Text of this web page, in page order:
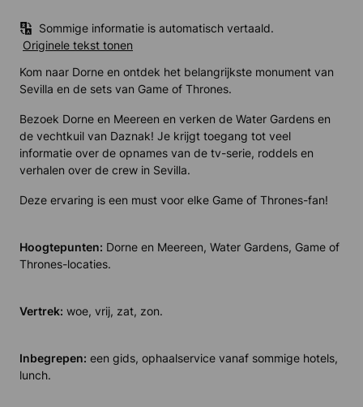
Sommige informatie is automatisch vertaald.
Originele tekst tonen
Kom naar Dorne en ontdek het belangrijkste monument van
Sevilla en de sets van Game of Thrones.
Bezoek Dorne en Meereen en verken de Water Gardens en
de vechtkuil van Daznak! Je krijgt toegang tot veel
informatie over de opnames van de tv-serie, roddels en
verhalen over de crew in Sevilla.
Deze ervaring is een must voor elke Game of Thrones-fan!
Hoogtepunten: Dorne en Meereen, Water Gardens, Game of
Thrones-locaties.
Vertrek: woe, vrij, zat, zon.
Inbegrepen: een gids, ophaalservice vanaf sommige hotels,
lunch.